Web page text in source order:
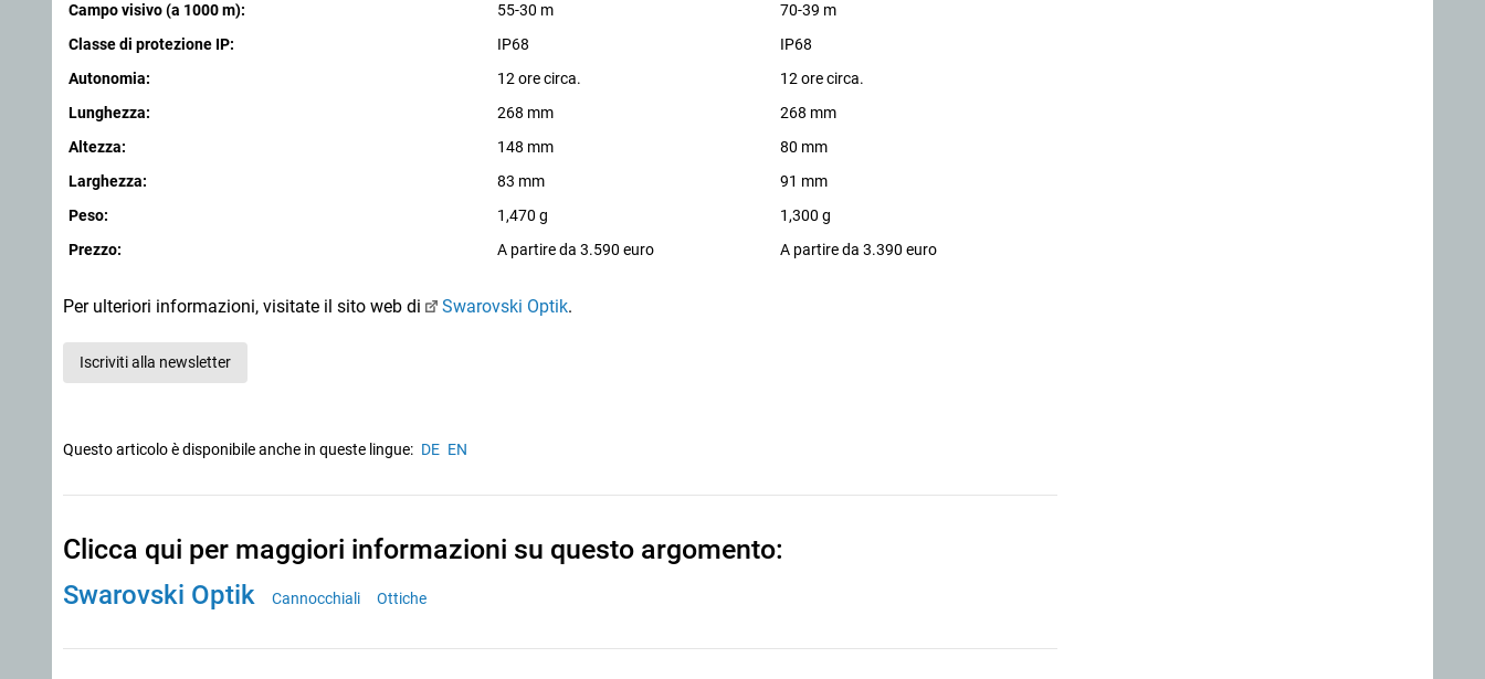
Campo visivo (a 1000 m):
55-30 m
70-39 m
Classe di protezione IP:
IP68
IP68
Autonomia:
12 ore circa.
12 ore circa.
Lunghezza:
268 mm
268 mm
Altezza:
148 mm
80 mm
Larghezza:
83 mm
91 mm
Peso:
1,470 g
1,300 g
Prezzo:
A partire da 3.590 euro A partire da 3.390 euro
Per ulteriori informazioni, visitate il sito web di Swarovski Optik.
Iscriviti alla newsletter
Questo articolo è disponibile anche in queste lingue: DE EN
Clicca qui per maggiori informazioni su questo argomento:
Swarovski Optik Cannocchiali Ottiche